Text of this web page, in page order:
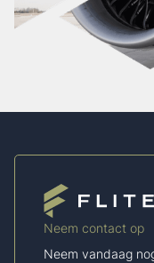
Neem contact op
Neem vandaag